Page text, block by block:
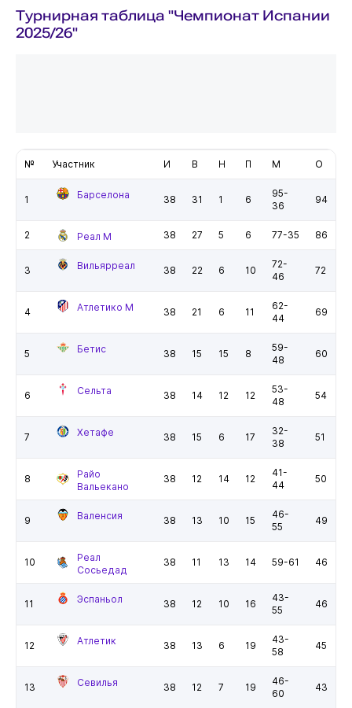
Турнирная таблица "Чемпионат Испании
2025/26"
№ Участник И В Н П М О
1 Барселона 38 31 1 6
95-
36
94
2 Реал М 38 27 5 6 77-35 86
3 Вильярреал 38 22 6 10
72-
46
72
4 Атлетико М 38 21 6 11
62-
44
69
5 Бетис 38 15 15 8
59-
48
60
6 Сельта 38 14 12 12
53-
48
54
7 Хетафе 38 15 6 17
32-
38
51
8
Райо
Вальекано
38 12 14 12
41-
44
50
9 Валенсия 38 13 10 15
46-
55
49
10
Реал
Сосьедад
38 11 13 14 59-61 46
11 Эспаньол 38 12 10 16
43-
55
46
12 Атлетик 38 13 6 19
43-
58
45
13 Севилья 38 12 7 19
46-
60
43